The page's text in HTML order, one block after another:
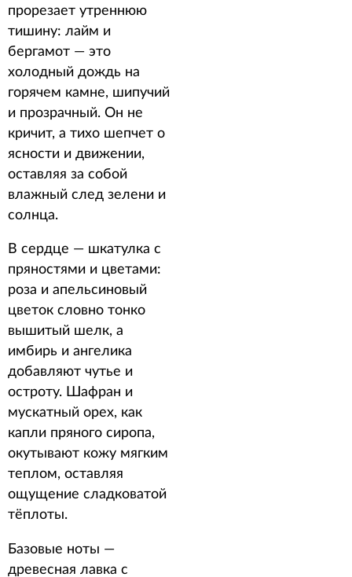
прорезает утреннюю
тишину: лайм и
бергамот — это
холодный дождь на
горячем камне, шипучий
и прозрачный. Он не
кричит, а тихо шепчет о
ясности и движении,
оставляя за собой
влажный след зелени и
солнца.
В сердце — шкатулка с
пряностями и цветами:
роза и апельсиновый
цветок словно тонко
вышитый шелк, а
имбирь и ангелика
добавляют чутье и
остроту. Шафран и
мускатный орех, как
капли пряного сиропа,
окутывают кожу мягким
теплом, оставляя
ощущение сладковатой
тёплоты.
Базовые ноты —
древесная лавка с